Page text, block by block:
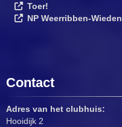
Toer!
NP Weerribben-Wieden
Contact
Adres van het clubhuis:
Hooidijk 2